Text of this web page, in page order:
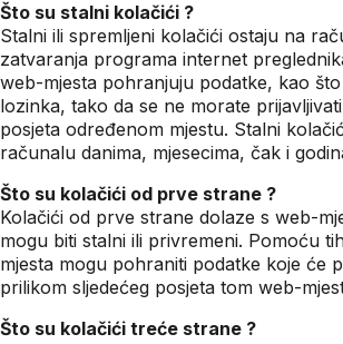
Što su stalni kolačići ?
Stalni ili spremljeni kolačići ostaju na
zatvaranja programa internet
web-mjesta pohranjuju podatke, kao
lozinka, tako da se ne morate
posjeta određenom mjestu. Stalni
računalu danima, mjesecima, čak i
Što su kolačići od prve strane ?
Kolačići od prve strane dolaze s web-
mogu biti stalni ili privremeni. Pomoću
mjesta mogu pohraniti podatke koje će
prilikom sljedećeg posjeta tom web-
Što su kolačići treće strane ?